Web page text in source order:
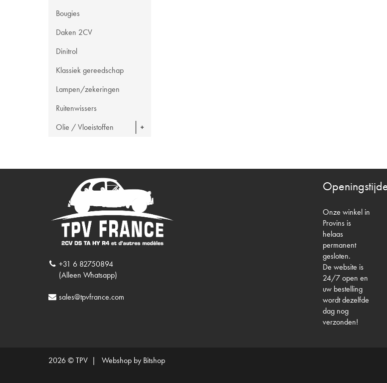
Bougies
Daken 2CV
Dinitrol
Klassiek gereedschap
Lampen/zekeringen
Ruitenwissers
Olie / Vloeistoffen
+31 6 82750894
(Alleen Whatsapp)
sales@tpvfrance.com
Onze winkel in
Provins is
helaas
permanent
gesloten.
De website is
24/7 open en
uw bestelling
wordt dezelfde
dag nog
verzonden!
2026 © TPV | Webshop by Bitshop